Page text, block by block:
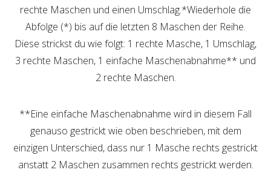
rechte Maschen und einen Umschlag.*Wiederhole die
Abfolge (*) bis auf die letzten 8 Maschen der Reihe.
Diese strickst du wie folgt: 1 rechte Masche, 1 Umschlag,
3 rechte Maschen, 1 einfache Maschenabnahme** und
2 rechte Maschen.
**Eine einfache Maschenabnahme wird in diesem Fall
genauso gestrickt wie oben beschrieben, mit dem
einzigen Unterschied, dass nur 1 Masche rechts gestrickt
anstatt 2 Maschen zusammen rechts gestrickt werden.